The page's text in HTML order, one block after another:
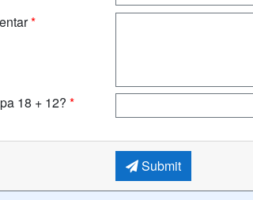
*
18 + 12? *
Submit